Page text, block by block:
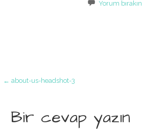
Yorum bırakın
Yazı
dolaşımı
← about-us-headshot-3
Bir cevap yazın